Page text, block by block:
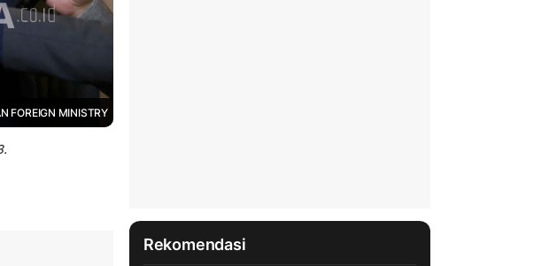
FOREIGN MINISTRY
Rekomendasi